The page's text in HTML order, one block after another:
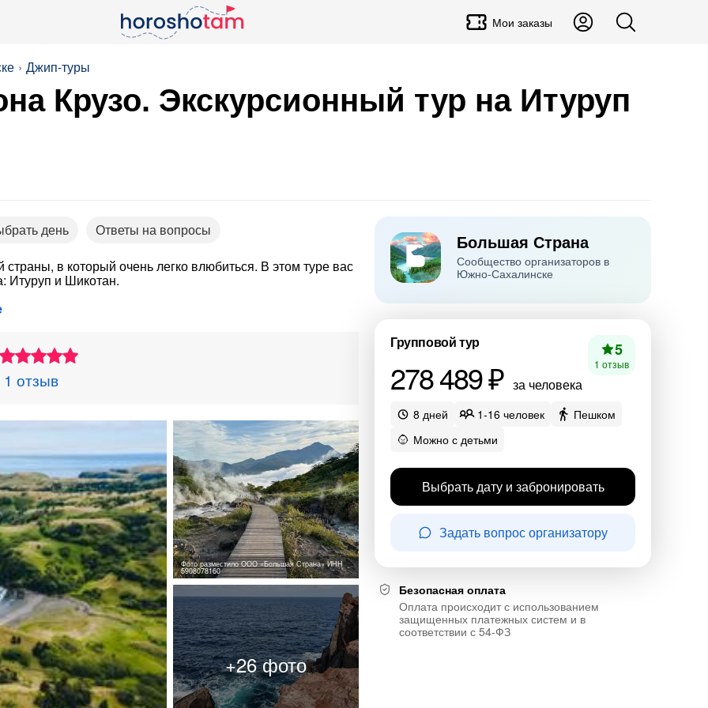
Мои заказы
Джип-туры
Крузо. Экскурсионный тур на Итуруп
день
Ответы на вопросы
в который очень легко влюбиться. В этом туре вас
Итуруп и Шикотан.
1 отзыв
Фото разместило ООО «Большая Страна» ИНН
5908078160
Большая Страна
Сообщество организаторов в
Южно-Сахалинске
Групповой тур
278 489 ₽ за человека
5
1 отзыв
8 дней 1-16 человек
Пешком
Можно с детьми
Выбрать дату и забронировать
Задать вопрос организатору
Безопасная оплата
Оплата происходит с использованием
защищенных платежных систем и в
соответствии с 54-ФЗ